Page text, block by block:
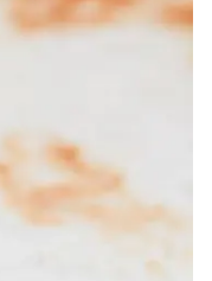
Efterrätt